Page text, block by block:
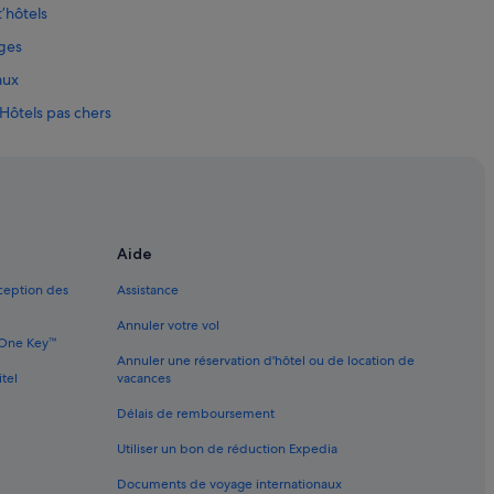
pas chers
de compagnie
à proximité
des
Key™
Aide
Assistance
Annuler votre vol
Annuler une réservation d'hôtel ou de location de
vacances
Délais de remboursement
Utiliser un bon de réduction Expedia
Documents de voyage internationaux